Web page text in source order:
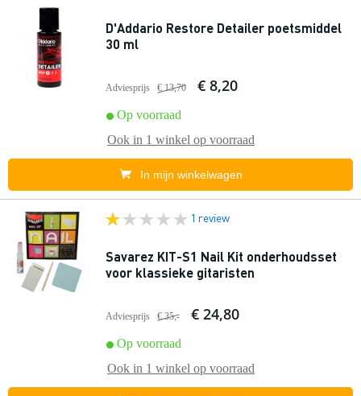
D'Addario Restore Detailer poetsmiddel
30 ml
Adviesprijs € 13,70 € 8,20
Op voorraad
Ook in 1 winkel op voorraad
In mijn winkelwagen
1 review
Savarez KIT-S1 Nail Kit onderhoudsset
voor klassieke gitaristen
Adviesprijs € 35,- € 24,80
Op voorraad
Ook in 1 winkel op voorraad